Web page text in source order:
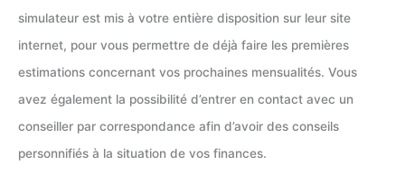
simulateur est mis à votre entière disposition sur leur site
internet, pour vous permettre de déjà faire les premières
estimations concernant vos prochaines mensualités. Vous
avez également la possibilité d’entrer en contact avec un
conseiller par correspondance afin d’avoir des conseils
personnifiés à la situation de vos finances.